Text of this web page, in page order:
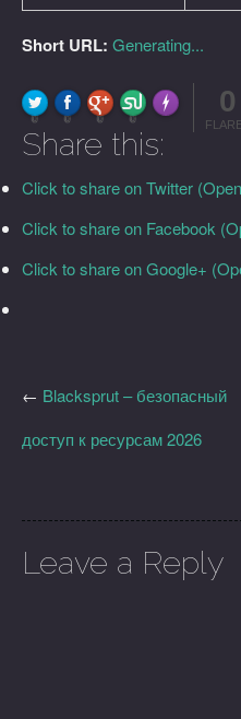
Short URL: Generating...
0 0 0 0
Made with 0
Share this:
Click to share on Twitter
Click to share on Facebook
Click to share on Google+
← Blacksprut – безопасный
доступ к ресурсам 2026
Leave a Reply